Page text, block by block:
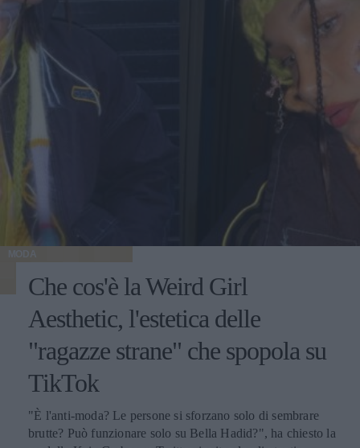
MODA
Che cos'è la Weird Girl
Aesthetic, l'estetica delle
"ragazze strane" che spopola su
TikTok
"È l'anti-moda? Le persone si sforzano solo di sembrare
brutte? Può funzionare solo su Bella Hadid?", ha chiesto la